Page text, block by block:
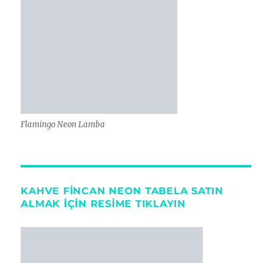
Flamingo Neon Lamba
KAHVE FINCAN NEON TABELA SATIN
ALMAK IÇIN RESIME TIKLAYIN